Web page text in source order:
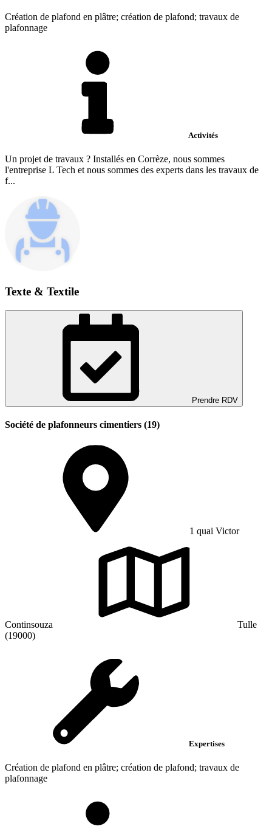
Création de plafond en plâtre; création de plafond; travaux de
plafonnage
Activités
Un projet de travaux ? Installés en Corrèze, nous sommes
l'entreprise L Tech et nous sommes des experts dans les travaux de
f...
Texte & Textile
Prendre RDV
Société de plafonneurs cimentiers (19)
1 quai Victor
Continsouza
Tulle
(19000)
Expertises
Création de plafond en plâtre; création de plafond; travaux de
plafonnage